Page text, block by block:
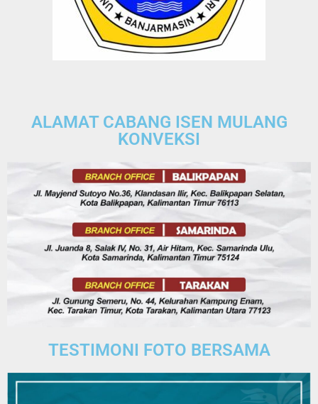
ALAMAT CABANG ISEN MULANG
KONVEKSI
TESTIMONI FOTO BERSAMA